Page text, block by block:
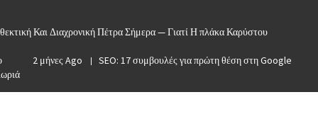
Και Διαχρονική Πέτρα Σήμερα — Γιατί Η πλάκα Καρύστου
2 μήνες Ago
SEO: 17 συμβουλές για πρώτη θέση στη Google